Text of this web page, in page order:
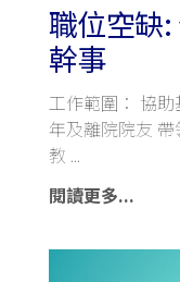
職位空缺
幹事
工作範圍： 協
年及離院院友
教
閱讀更多...